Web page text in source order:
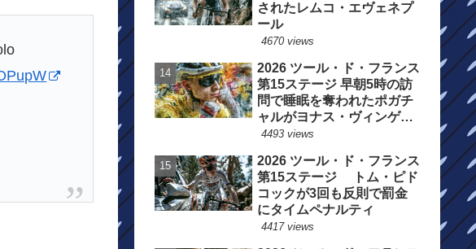
されたレムコ・エヴェネプ
ール
4670 views
2026 ツール・ド・フランス
第15ステージ 早朝5時の訪
問で睡眠を奪われたポガチ
ャルがヨナス・ヴィンゲゴ
ーの離脱を惜しむ
4493 views
2026 ツール・ド・フランス
第15ステージ トム・ピド
コックが3回も反則で罰金
にタイムペナルティ
4417 views